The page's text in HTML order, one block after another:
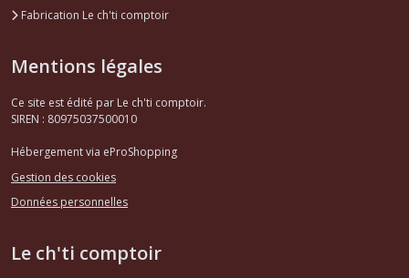
Filtres
Super5
r5
(2)
Afficher
Fabrication Le ch'ti comptoir
Mentions légales
Ce site est édité par Le ch'ti comptoir.
SIREN : 80975037500010
Hébergement via eProShopping
Gestion des cookies
Données personnelles
Le ch'ti comptoir